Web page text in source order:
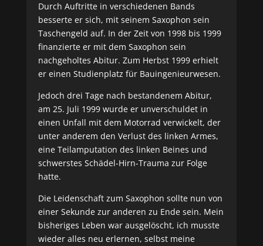
Durch Auftritte in verschiedenen Bands
besserte er sich, mit seinem Saxophon sein
Taschengeld auf. In der Zeit von 1998 bis 1999
finanzierte er mit dem Saxophon sein
nachgeholtes Abitur. Zum Herbst 1999 erhielt
er einen Studienplatz für Bauingenieurwesen.
Jedoch drei Tage nach bestandenem Abitur,
am 25. Juli 1999 wurde er unverschuldet in
einen Unfall mit dem Motorrad verwickelt, der
unter anderem den Verlust des linken Armes,
eine Teilamputation des linken Beines und
schwerstes Schädel-Hirn-Trauma zur Folge
hatte.
Die Leidenschaft zum Saxophon sollte nun von
einer Sekunde zur anderen zu Ende sein. Mein
bisheriges Leben war ausgelöscht, ich musste
wieder alles neu erlernen, selbst meine